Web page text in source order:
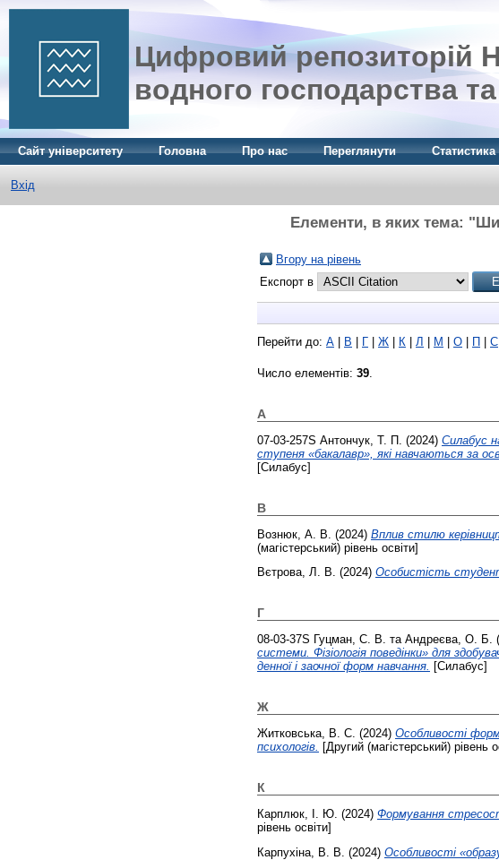
Цифровий репозиторій
водного господарства
Сайт університету Головна Про нас Переглянути Статистика
Вхід
Елементи, в яких тема:
Вгору на рівень
Експорт в
Перейти до: А В Г Ж К Л М О П С
Число елементів: 39.
А
07-03-257S Антончук, Т. П. (2024) Силабус
ступеня «бакалавр», які навчаються за
[Силабус]
В
Вознюк, А. В. (2024) Вплив стилю
(магістерський) рівень освіти]
Вєтрова, Л. В. (2024) Особистість
Г
08-03-37S Гуцман, С. В. та Андреєва, О. Б.
системи. Фізіологія поведінки» для
денної і заочної форм навчання. [Силабус]
Ж
Житковська, В. С. (2024) Особливості
психологів.
[Другий (магістерський) рівень
К
Карплюк, І. Ю. (2024) Формування
рівень освіти]
Карпухіна, В. В. (2024) Особливості